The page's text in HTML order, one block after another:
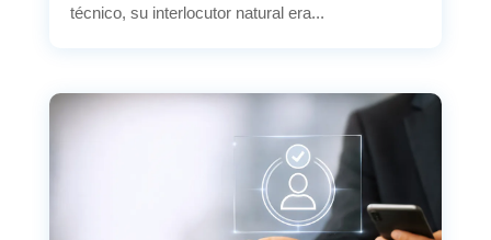
técnico, su interlocutor natural era...